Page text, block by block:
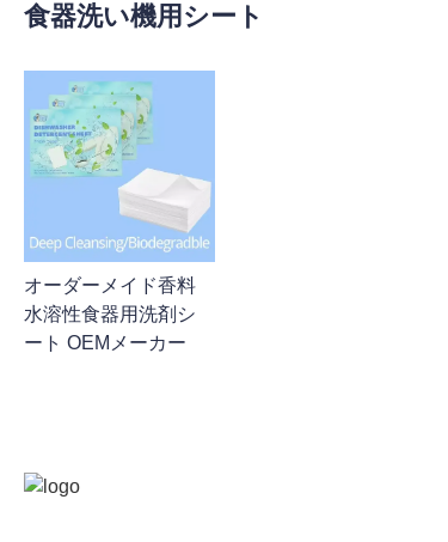
食器洗い機用シート
オーダーメイド香料
水溶性食器用洗剤シ
ート OEMメーカー
Support